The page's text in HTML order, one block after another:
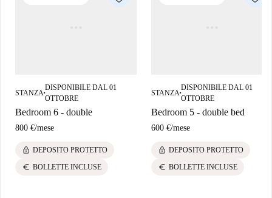
STANZA ■
DISPONIBILE DAL 01
OTTOBRE
Bedroom 6 - double
800 €/mese
lock DEPOSITO PROTETTO
euro BOLLETTE INCLUSE
STANZA ■
DISPONIBILE DAL 01
OTTOBRE
Bedroom 5 - double bed
600 €/mese
lock DEPOSITO PROTETTO
euro BOLLETTE INCLUSE